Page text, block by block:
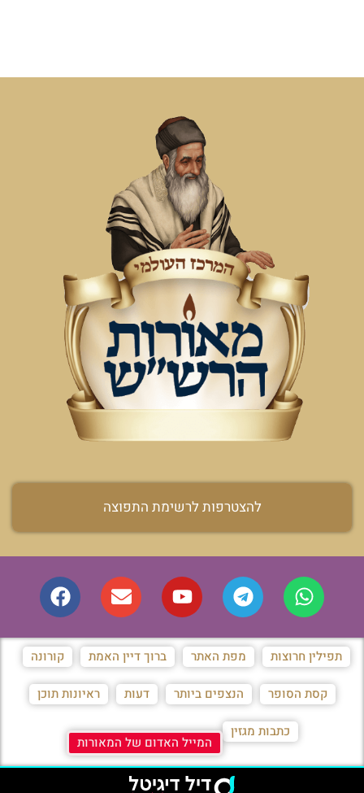
להצטרפות לרשימת התפוצה
תפילין חרוצות מפת האתר ברוך דיין האמת קורונה
קסת הסופר הנצפים ביותר דעות ראיונות תוכן
כתבות מגזין
המייל האדום של המאורות